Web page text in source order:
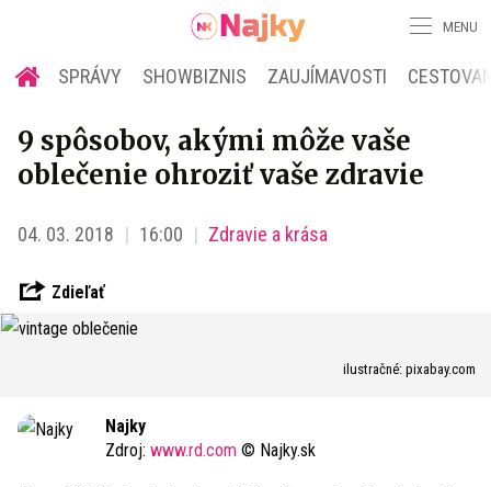
MENU
SPRÁVY SHOWBIZNIS ZAUJÍMAVOSTI
9 spôsobov, akými môže vaše
oblečenie ohroziť vaše zdravie
04. 03. 2018 16:00 Zdravie a krása
Zdieľať
ilustračné: pixabay.com
Najky
Zdroj: www.rd.com © Najky.sk